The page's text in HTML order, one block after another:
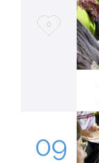
Love
0
09